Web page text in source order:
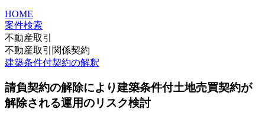
HOME
案件検索
不動産取引
不動産取引関係契約
建築条件付契約の解釈
請負契約の解除により建築条件付土地売買契約が
解除される運用のリスク検討